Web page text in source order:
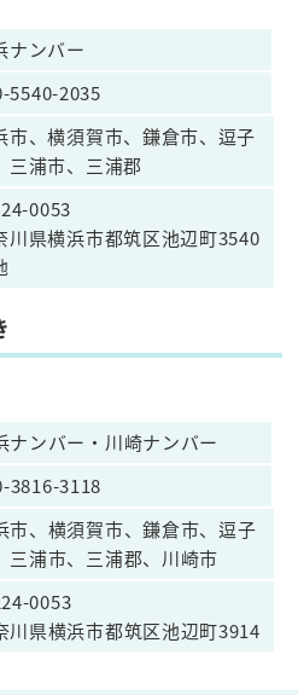
ナンバー
5540-2035
市、横須賀市、鎌倉市、逗子
三浦市、三浦郡
0053
川県横浜市都筑区池辺町3540
ナンバー・川崎ナンバー
3816-3118
市、横須賀市、鎌倉市、逗子
三浦市、三浦郡、川崎市
0053
川県横浜市都筑区池辺町3914